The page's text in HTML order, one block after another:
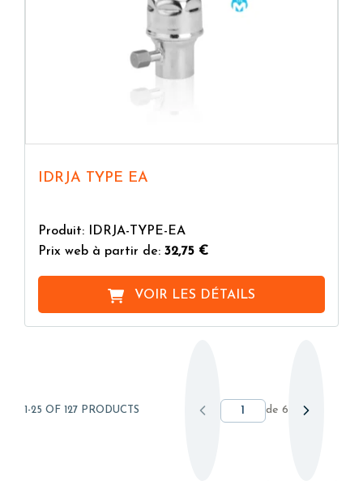
IDRJA TYPE EA
Produit: IDRJA-TYPE-EA
Prix web à partir de: 32,75 €
VOIR LES DÉTAILS
1-25 OF 127 PRODUCTS de 6